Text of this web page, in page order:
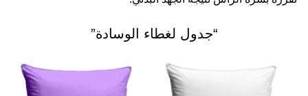
“جدول لغطاء الوسادة”